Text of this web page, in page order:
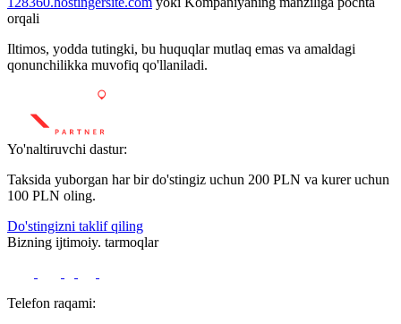
orqali
Iltimos, yodda tutingki, bu huquqlar mutlaq emas va amaldagi
qonunchilikka muvofiq qo'llaniladi.
Yo'naltiruvchi dastur:
Taksida yuborgan har bir do'stingiz uchun 200 PLN va kurer uchun
100 PLN oling.
Do'stingizni taklif qiling
Bizning ijtimoiy. tarmoqlar
Telefon raqami: